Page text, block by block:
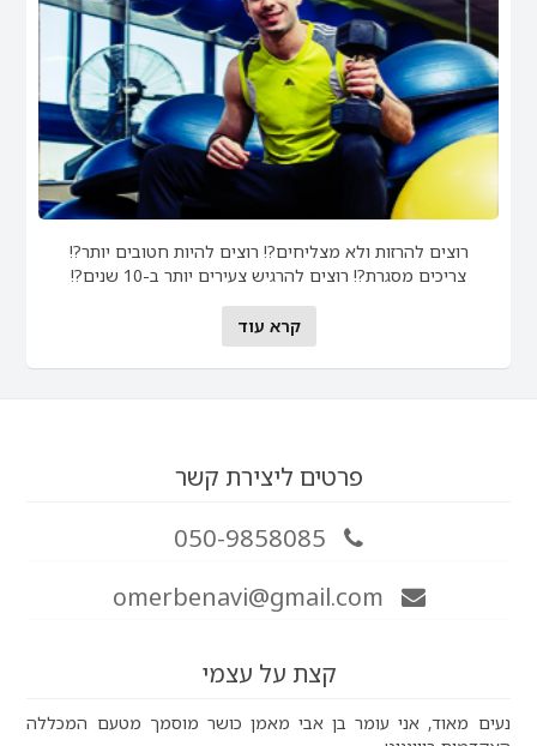
רוצים להרזות ולא מצליחים?! רוצים להיות חטובים יותר?!
צריכים מסגרת?! רוצים להרגיש צעירים יותר ב-10 שנים?!
קרא עוד
פרטים ליצירת קשר
קצת על עצמי
נעים מאוד, אני עומר בן אבי מאמן כושר מוסמך מטעם המכללה